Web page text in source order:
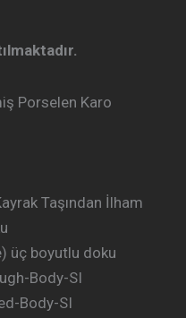
Porselen Karo
Taşından İlham
üç boyutlu doku
Body-SI
Body-SI